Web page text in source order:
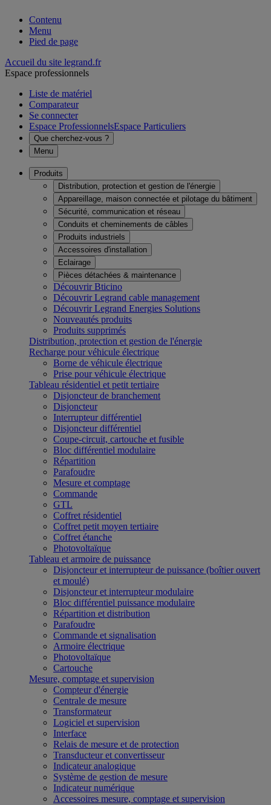
Contenu
Menu
Pied de page
Accueil du site legrand.fr
Espace professionnels
Liste de matériel
Comparateur
Se connecter
Espace ProfessionnelsEspace Particuliers
Que cherchez-vous ?
Menu
Produits
Distribution, protection et gestion de l'énergie
Appareillage, maison connectée et pilotage du bâtiment
Sécurité, communication et réseau
Conduits et cheminements de câbles
Produits industriels
Accessoires d'installation
Eclairage
Pièces détachées & maintenance
Découvrir Bticino
Découvrir Legrand cable management
Découvrir Legrand Energies Solutions
Nouveautés produits
Produits supprimés
Distribution, protection et gestion de l'énergie
Recharge pour véhicule électrique
Borne de véhicule électrique
Prise pour véhicule électrique
Tableau résidentiel et petit tertiaire
Disjoncteur de branchement
Disjoncteur
Interrupteur différentiel
Disjoncteur différentiel
Coupe-circuit, cartouche et fusible
Bloc différentiel modulaire
Répartition
Parafoudre
Mesure et comptage
Commande
GTL
Coffret résidentiel
Coffret petit moyen tertiaire
Coffret étanche
Photovoltaïque
Tableau et armoire de puissance
Disjoncteur et interrupteur de puissance (boîtier ouvert
et moulé)
Disjoncteur et interrupteur modulaire
Bloc différentiel puissance modulaire
Répartition et distribution
Parafoudre
Commande et signalisation
Armoire électrique
Photovoltaïque
Cartouche
Mesure, comptage et supervision
Compteur d'énergie
Centrale de mesure
Transformateur
Logiciel et supervision
Interface
Relais de mesure et de protection
Transducteur et convertisseur
Indicateur analogique
Système de gestion de mesure
Indicateur numérique
Accessoires mesure, comptage et supervision